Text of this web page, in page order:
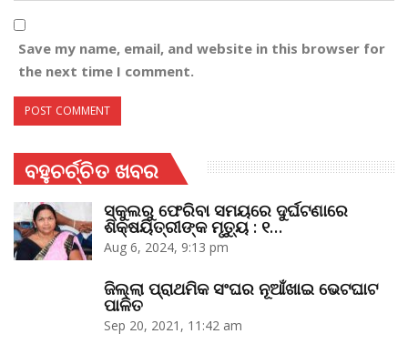
Save my name, email, and website in this browser for
the next time I comment.
ବହୁଚର୍ଚ୍ଚିତ ଖବର
ସ୍କୁଲରୁ ଫେରିବା ସମୟରେ ଦୁର୍ଘଟଣାରେ
ଶିକ୍ଷୟିତ୍ରୀଙ୍କ ମୃତ୍ୟୁ : ୧…
Aug 6, 2024, 9:13 pm
ଜିଲ୍ଲା ପ୍ରାଥମିକ ସଂଘର ନୂଆଁଖାଇ ଭେଟଘାଟ
ପାଳିତ
Sep 20, 2021, 11:42 am